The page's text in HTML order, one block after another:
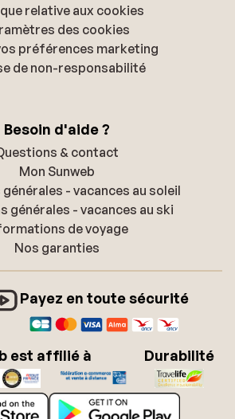
relative aux cookies
des cookies
préférences marketing
de non-responsabilité
Besoin d'aide ?
& contact
Mon Sunweb
- vacances au soleil
générales - vacances au ski
de voyage
Nos garanties
Payez en toute sécurité
est affilié à Durabilité